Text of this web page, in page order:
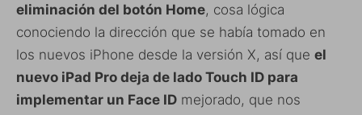
eliminación del botón Home, cosa lógica
conociendo la dirección que se había tomado en
los nuevos iPhone desde la versión X, así que el
nuevo iPad Pro deja de lado Touch ID para
implementar un Face ID mejorado, que nos